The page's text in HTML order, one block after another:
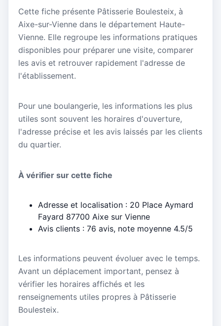
Cette fiche présente Pâtisserie Boulesteix, à
Aixe-sur-Vienne dans le département Haute-
Vienne. Elle regroupe les informations pratiques
disponibles pour préparer une visite, comparer
les avis et retrouver rapidement l'adresse de
l'établissement.
Pour une boulangerie, les informations les plus
utiles sont souvent les horaires d'ouverture,
l'adresse précise et les avis laissés par les clients
du quartier.
À vérifier sur cette fiche
Adresse et localisation : 20 Place Aymard
Fayard 87700 Aixe sur Vienne
Avis clients : 76 avis, note moyenne 4.5/5
Les informations peuvent évoluer avec le temps.
Avant un déplacement important, pensez à
vérifier les horaires affichés et les
renseignements utiles propres à Pâtisserie
Boulesteix.